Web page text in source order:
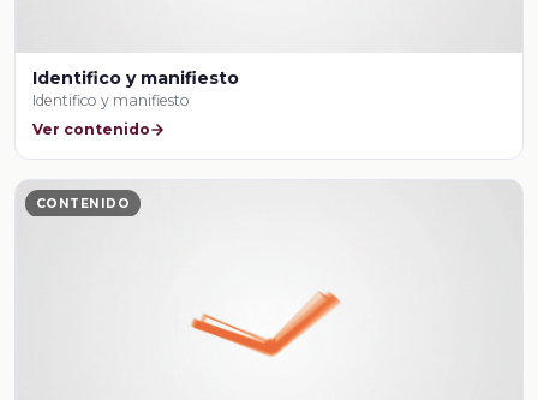
Identifico y manifiesto
Identifico y manifiesto
Ver contenido
CONTENIDO